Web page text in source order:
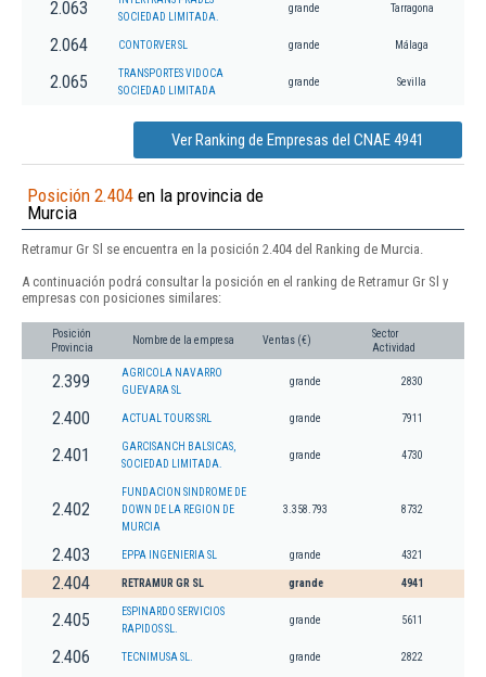
2.063
SOCIEDAD LIMITADA.
grande Tarragona
2.064 CONTORVER SL grande Málaga
2.065
TRANSPORTES VIDOCA
SOCIEDAD LIMITADA
grande Sevilla
Ver Ranking de Empresas del CNAE 4941
Posición 2.404 en la provincia de
Murcia
Retramur Gr Sl se encuentra en la posición 2.404 del Ranking de Murcia.
A continuación podrá consultar la posición en el ranking de Retramur Gr Sl y
empresas con posiciones similares:
Posición
Provincia
Nombre de la empresa Ventas (€)
Sector
Actividad
2.399
AGRICOLA NAVARRO
GUEVARA SL
grande 2830
2.400 ACTUAL TOURS SRL grande 7911
2.401
GARCISANCH BALSICAS,
SOCIEDAD LIMITADA.
grande 4730
2.402
FUNDACION SINDROME DE
DOWN DE LA REGION DE
MURCIA
3.358.793 8732
2.403 EPPA INGENIERIA SL grande 4321
2.404 RETRAMUR GR SL grande 4941
2.405
ESPINARDO SERVICIOS
RAPIDOS SL.
grande 5611
2.406 TECNIMUSA SL. grande 2822